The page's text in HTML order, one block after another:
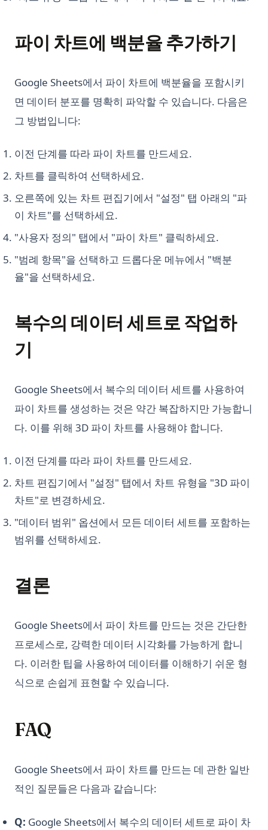
파이 차트에 백분율 추가하기
Google Sheets에서 파이 차트에 백분율을 포함시키
면 데이터 분포를 명확히 파악할 수 있습니다. 다음은
그 방법입니다:
이전 단계를 따라 파이 차트를 만드세요.
차트를 클릭하여 선택하세요.
오른쪽에 있는 차트 편집기에서 "설정" 탭 아래의 "파
이 차트"를 선택하세요.
"사용자 정의" 탭에서 "파이 차트" 클릭하세요.
"범례 항목"을 선택하고 드롭다운 메뉴에서 "백분
율"을 선택하세요.
복수의 데이터 세트로 작업하
기
Google Sheets에서 복수의 데이터 세트를 사용하여
파이 차트를 생성하는 것은 약간 복잡하지만 가능합니
다. 이를 위해 3D 파이 차트를 사용해야 합니다.
이전 단계를 따라 파이 차트를 만드세요.
차트 편집기에서 "설정" 탭에서 차트 유형을 "3D 파이
차트"로 변경하세요.
"데이터 범위" 옵션에서 모든 데이터 세트를 포함하는
범위를 선택하세요.
결론
Google Sheets에서 파이 차트를 만드는 것은 간단한
프로세스로, 강력한 데이터 시각화를 가능하게 합니
다. 이러한 팁을 사용하여 데이터를 이해하기 쉬운 형
식으로 손쉽게 표현할 수 있습니다.
FAQ
Google Sheets에서 파이 차트를 만드는 데 관한 일반
적인 질문들은 다음과 같습니다:
Q: Google Sheets에서 복수의 데이터 세트로 파이 차